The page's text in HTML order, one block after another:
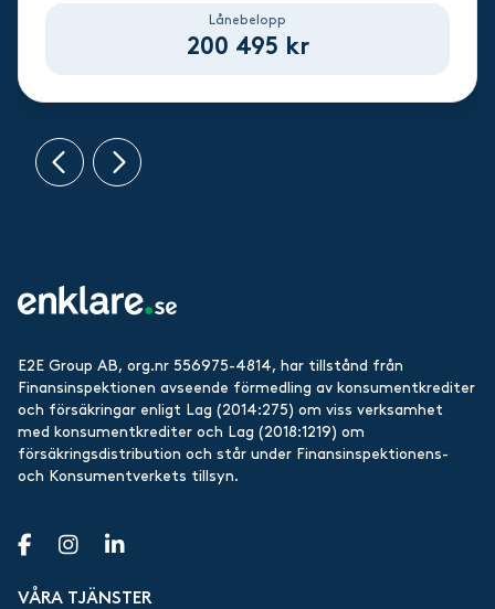
Lånebelopp
200 495 kr
E2E Group AB, org.nr 556975-4814, har tillstånd från
Finansinspektionen avseende förmedling av konsumentkrediter
och försäkringar enligt Lag (2014:275) om viss verksamhet
med konsumentkrediter och Lag (2018:1219) om
försäkringsdistribution och står under Finansinspektionens-
och Konsumentverkets tillsyn.
VÅRA TJÄNSTER